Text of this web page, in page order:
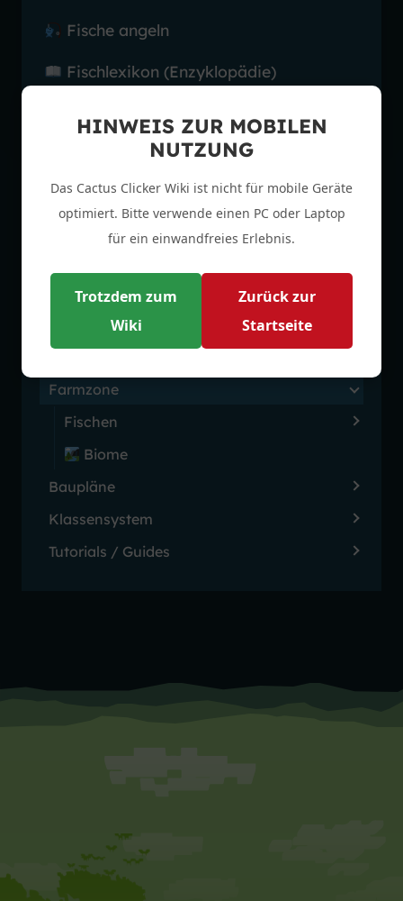
HINWEIS ZUR MOBILEN
NUTZUNG
Das Cactus Clicker Wiki ist nicht für mobile Geräte
optimiert. Bitte verwende einen PC oder Laptop
für ein einwandfreies Erlebnis.
Trotzdem zum
Wiki
Zurück zur
Startseite
Fische angeln
Fischlexikon (Enzyklopädie)
Allgemeines
Tower Defense
Farmzone
Fischen
Biome
Baupläne
Klassensystem
Tutorials / Guides